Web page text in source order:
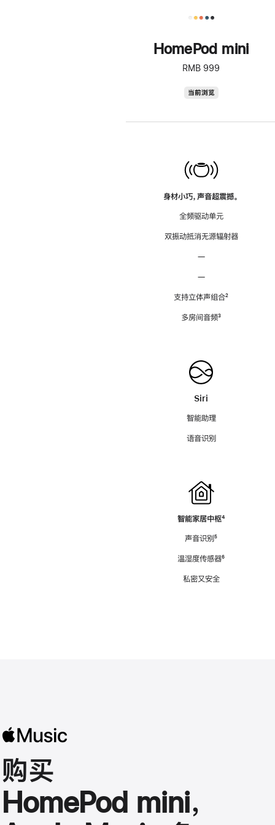
HomePod mini
RMB 999
当前浏览
身材小巧，声音超震撼。
全频驱动单元
双振动抵消无源辐射器
—
—
支持立体声组合脚
²
多房间音频脚
³
Siri
智能助理
语音识别
智能家居中枢脚
⁴
声音识别脚
⁵
温湿度传感器脚
⁶
私密又安全
购买
HomePod mini，